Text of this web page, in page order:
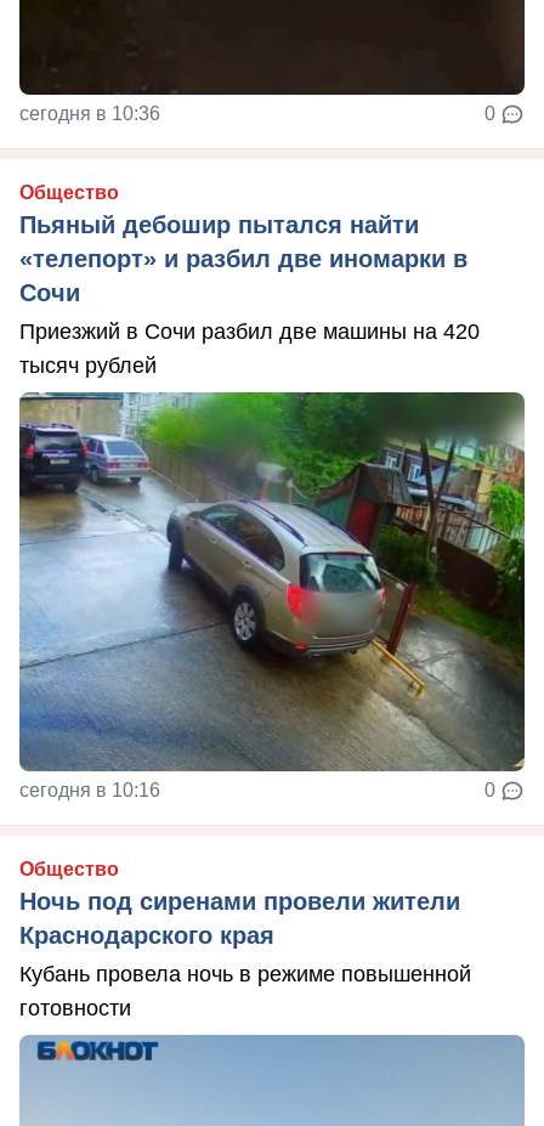
сегодня в 10:36 0
Общество
Пьяный дебошир пытался найти
«телепорт» и разбил две иномарки в
Сочи
Приезжий в Сочи разбил две машины на 420
тысяч рублей
сегодня в 10:16 0
Общество
Ночь под сиренами провели жители
Краснодарского края
Кубань провела ночь в режиме повышенной
готовности